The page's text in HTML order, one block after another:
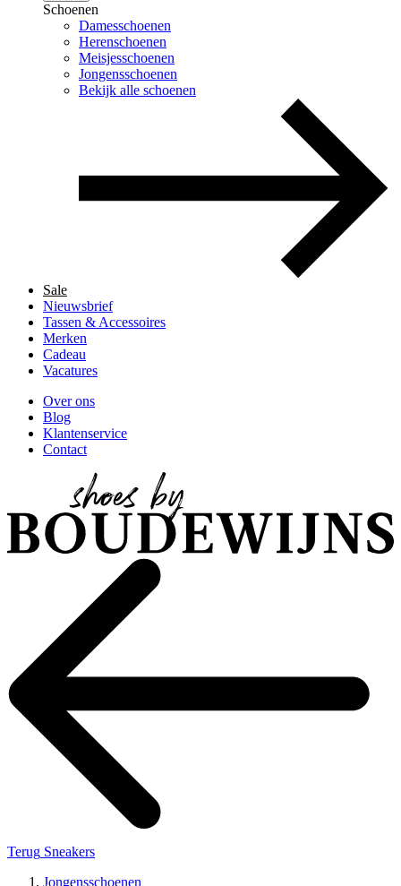
Schoenen
Damesschoenen
Herenschoenen
Meisjesschoenen
Jongensschoenen
Bekijk alle schoenen
Sale
Nieuwsbrief
Tassen & Accessoires
Merken
Cadeau
Vacatures
Over ons
Blog
Klantenservice
Contact
Terug Sneakers
Jongensschoenen